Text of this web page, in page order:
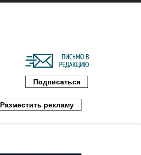
Подписаться
Разместить рекламу